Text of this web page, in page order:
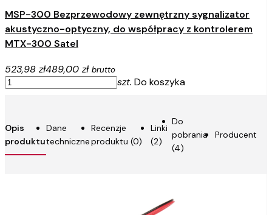
MSP-300 Bezprzewodowy zewnętrzny sygnalizator
akustyczno-optyczny, do współpracy z kontrolerem
MTX-300 Satel
523,98 zł489,00 zł brutto
szt. Do koszyka
Opis
produktu
Linki
(2)
Do
pobrania
(4)
Dane
techniczne
Producent
Recenzje
produktu (0)